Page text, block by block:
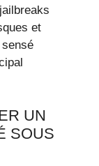
et
UN
SOUS